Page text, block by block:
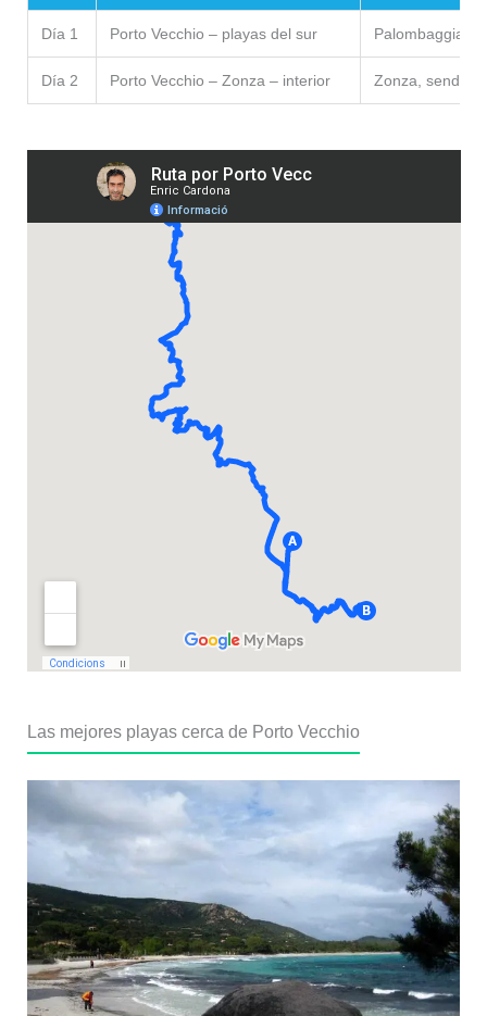
Día 1 Porto Vecchio – playas del sur Palombaggia,
Día 2 Porto Vecchio – Zonza – interior Zonza,
Las mejores playas cerca de Porto Vecchio